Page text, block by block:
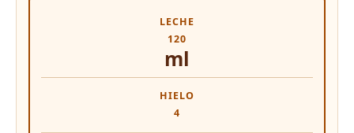
LECHE
120
ml
HIELO
4